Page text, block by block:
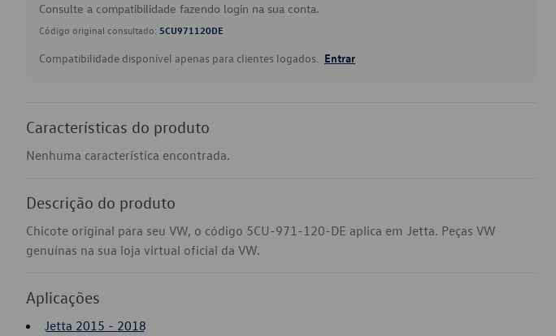
Consulte a compatibilidade fazendo login na sua conta.
Código original consultado: 5CU971120DE
Compatibilidade disponível apenas para clientes logados. Entrar
Características do produto
Nenhuma característica encontrada.
Descrição do produto
Chicote original para seu VW, o código 5CU-971-120-DE aplica em Jetta. Peças VW
genuínas na sua loja virtual oficial da VW.
Aplicações
Jetta 2015 - 2018